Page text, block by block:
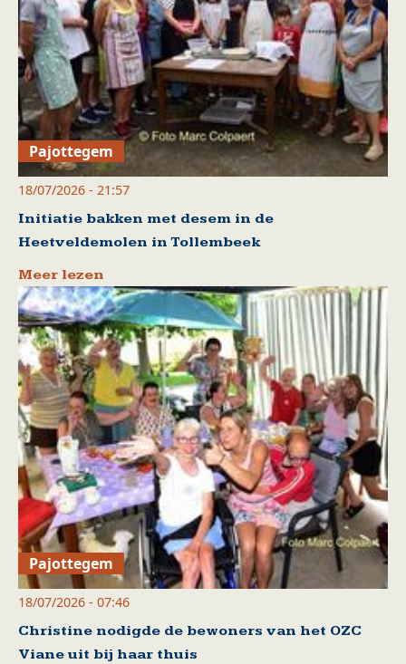
Pajottegem
18/07/2026 - 21:57
Initiatie bakken met desem in de
Heetveldemolen in Tollembeek
Meer lezen
Pajottegem
18/07/2026 - 07:46
Christine nodigde de bewoners van het OZC
Viane uit bij haar thuis